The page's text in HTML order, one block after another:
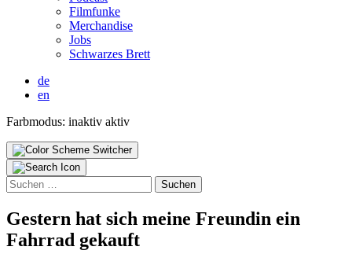
Film­fun­ke
Mer­chan­di­se
Jobs
Schwar­zes Brett
de
en
Farbmodus: inaktiv aktiv
Suchen
nach:
Ges­tern hat sich mei­ne Freun­din ein
Fahr­rad gekauft